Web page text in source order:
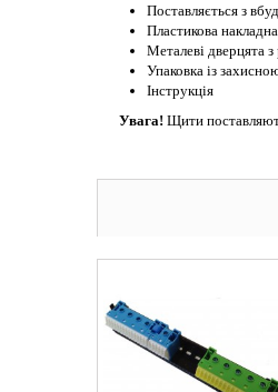
Поставляється з
Пластикова
Металеві дверцята
Упаковка із
Інструкція
Увага! Щити